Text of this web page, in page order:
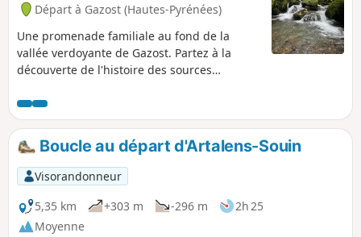
Départ à Gazost (Hautes-Pyrénées)
Une promenade familiale au fond de la
vallée verdoyante de Gazost. Partez à la
découverte de l'histoire des sources
humide et qui alimentent aujourd'hui les
thermes de la vallée voisine.
Boucle au départ d'Artalens-Souin
Visorandonneur
5,35 km
+303 m -296 m
2h 25
Moyenne